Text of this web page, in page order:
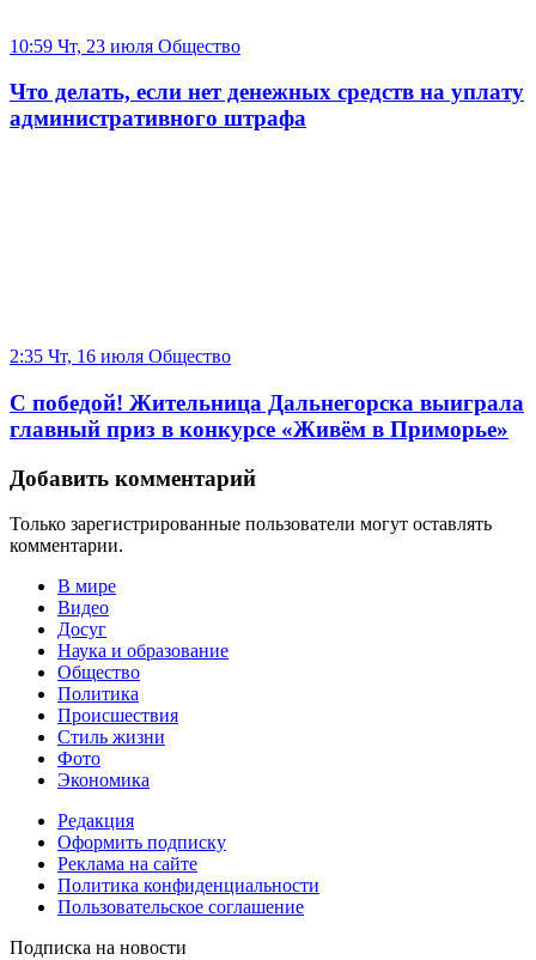
10:59 Чт, 23 июля Общество
Что делать, если нет денежных средств на уплату
административного штрафа
2:35 Чт, 16 июля Общество
С победой! Жительница Дальнегорска выиграла
главный приз в конкурсе «Живём в Приморье»
Добавить комментарий
Только зарегистрированные пользователи могут оставлять
комментарии.
В мире
Видео
Досуг
Наука и образование
Общество
Политика
Происшествия
Стиль жизни
Фото
Экономика
Редакция
Оформить подписку
Реклама на сайте
Политика конфиденциальности
Пользовательское соглашение
Подписка на новости